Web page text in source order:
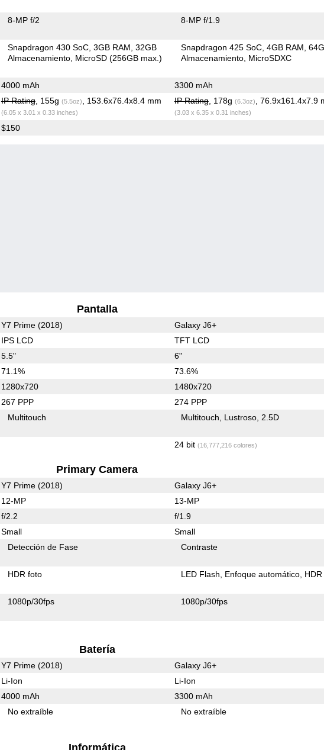
8-MP f/2 8-MP f/1.9
Snapdragon 430 SoC 3GB RAM 32GB
Almacenamiento MicroSD (256GB max.)
Snapdragon 425 SoC 4GB RAM
Almacenamiento MicroSDXC
4000 mAh 3300 mAh
IP Rating, 155g (5.5oz) , 153.6x76.4x8.4 mm
(6.05 x 3.01 x 0.33 inches)
IP Rating, 178g (6.3oz) , 76.9x161.4x7.9
(3.03 x 6.35 x 0.31 inches)
$150
Pantalla
Y7 Prime (2018) Galaxy J6+
IPS LCD TFT LCD
5.5" 6"
71.1% 73.6%
1280x720 1480x720
267 PPP 274 PPP
Multitouch Multitouch Lustroso 2.5D
24 bit (16,777,216 colores)
Primary Camera
Y7 Prime (2018) Galaxy J6+
12-MP 13-MP
f/2.2 f/1.9
Small Small
Detección de Fase Contraste
HDR foto LED Flash Enfoque automático
1080p/30fps 1080p/30fps
Batería
Y7 Prime (2018) Galaxy J6+
Li-Ion Li-Ion
4000 mAh 3300 mAh
No extraíble No extraíble
Informática